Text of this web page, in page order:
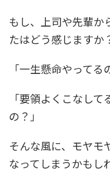
もし、上司や先輩か
たはどう感じますか
「一生懸命やってる
「要領よくこなし
の？」
そんな風に、モヤモ
なってしまうかもし